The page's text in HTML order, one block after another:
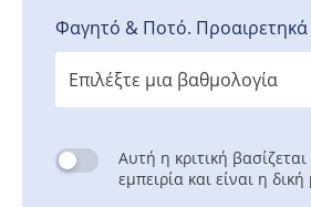
Φαγητό & Ποτό. Προαιρετηκά
Αυτή η κριτική
εμπειρία και είναι η